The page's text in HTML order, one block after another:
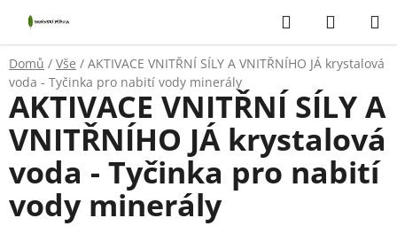
obsah
Hledat
KOŠÍK
Domů / Vše / AKTIVACE VNITŘNÍ SÍLY A VNITŘNÍHO JÁ krystalová
voda - Tyčinka pro nabití vody minerály
AKTIVACE VNITŘNÍ SÍLY A
VNITŘNÍHO JÁ krystalová
voda - Tyčinka pro nabití
vody minerály